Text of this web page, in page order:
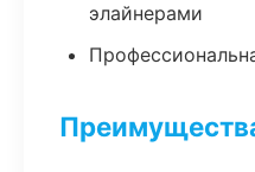
элайнерами